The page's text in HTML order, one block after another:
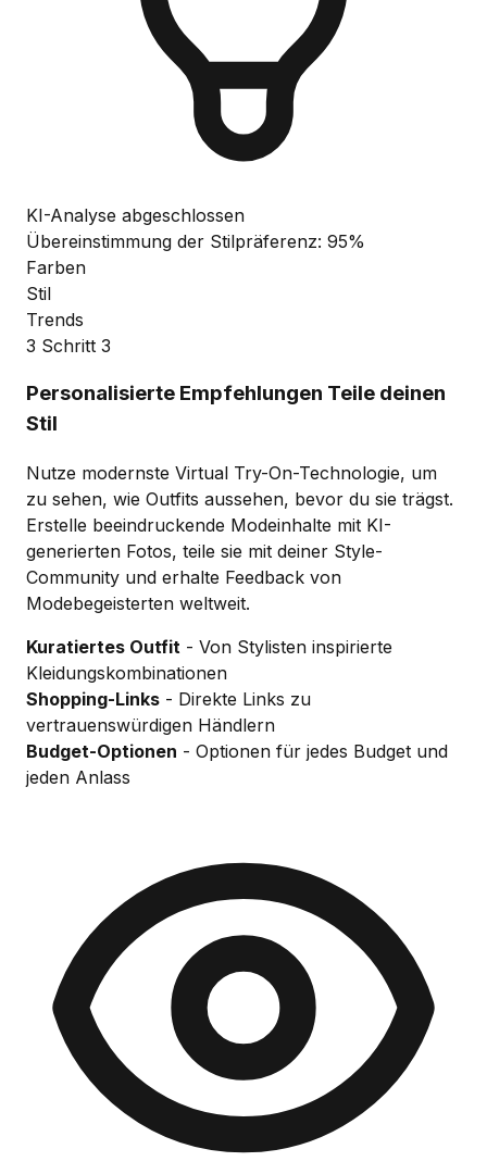
KI-Analyse abgeschlossen
Übereinstimmung der Stilpräferenz: 95%
Farben
Stil
Trends
3 Schritt 3
Personalisierte Empfehlungen Teile deinen
Stil
Nutze modernste Virtual Try-On-Technologie, um
zu sehen, wie Outfits aussehen, bevor du sie trägst.
Erstelle beeindruckende Modeinhalte mit KI-
generierten Fotos, teile sie mit deiner Style-
Community und erhalte Feedback von
Modebegeisterten weltweit.
Kuratiertes Outfit - Von Stylisten inspirierte
Kleidungskombinationen
Shopping-Links - Direkte Links zu
vertrauenswürdigen Händlern
Budget-Optionen - Optionen für jedes Budget und
jeden Anlass